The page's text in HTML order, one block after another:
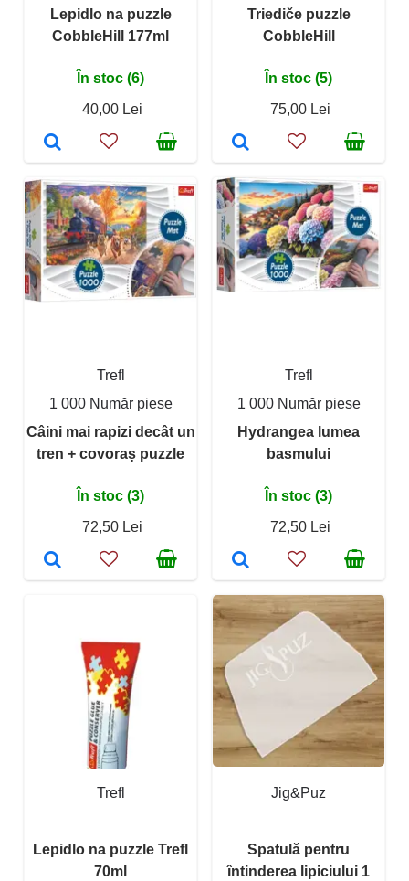
Lepidlo na puzzle
CobbleHill 177ml
În stoc (6)
40,00 Lei
Triediče puzzle
CobbleHill
În stoc (5)
75,00 Lei
Trefl
1 000 Număr piese
Câini mai rapizi decât un
tren + covoraș puzzle
În stoc (3)
72,50 Lei
Trefl
1 000 Număr piese
Hydrangea lumea
basmului
În stoc (3)
72,50 Lei
Trefl
Lepidlo na puzzle Trefl
70ml
Jig&Puz
Spatulă pentru
întinderea lipiciului 1